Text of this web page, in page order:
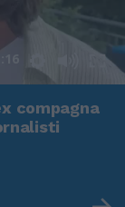
compagna